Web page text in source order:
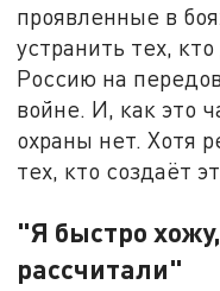
проявленные в
устранить тех,
Россию на
войне. И, как это
охраны нет. Хотя
тех, кто создаёт
"Я быстро
рассчитали"